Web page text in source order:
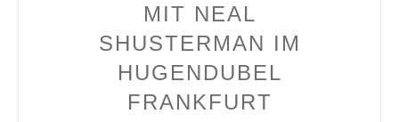
MIT NEAL
SHUSTERMAN IM
HUGENDUBEL
FRANKFURT